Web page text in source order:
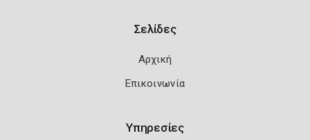
Σελίδες
Αρχική
Επικοινωνία
Υπηρεσίες